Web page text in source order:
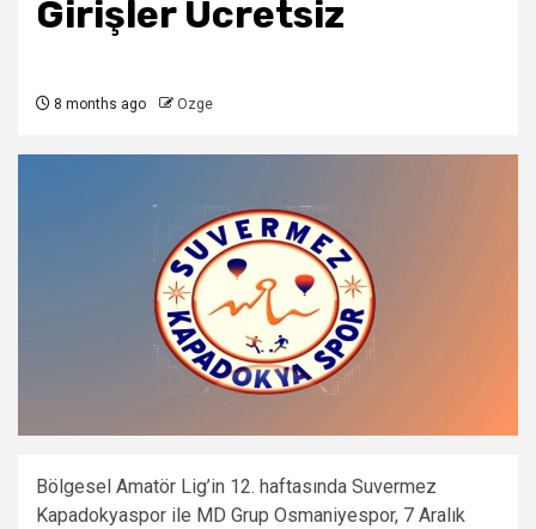
Girişler Ücretsiz
8 months ago Ozge
Bölgesel Amatör Lig’in 12. haftasında Suvermez
Kapadokyaspor ile MD Grup Osmaniyespor, 7 Aralık